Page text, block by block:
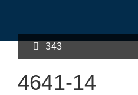
343
4641-14